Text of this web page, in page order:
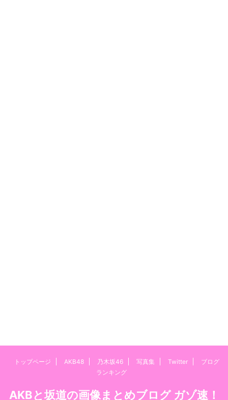
トップページ AKB48 乃木坂46 写真集 Twitter
ブログ
ランキング
AKBと坂道の画像まとめブログ ガゾ速！